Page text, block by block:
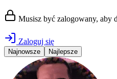
Musisz być zalogowany, aby
Zaloguj się
Najnowsze Najlepsze